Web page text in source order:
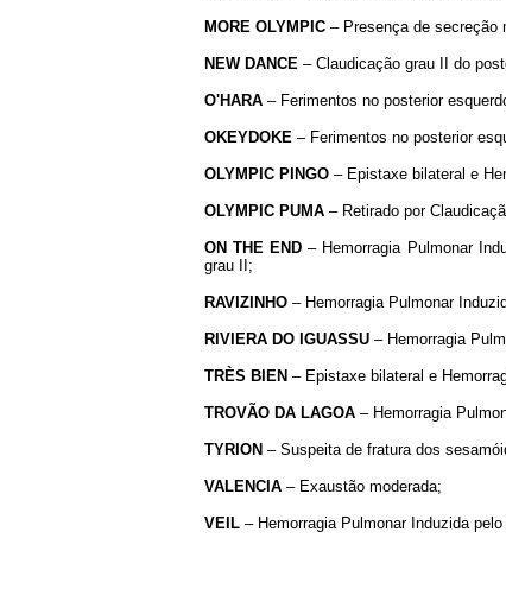
MORE OLYMPIC – Presença de secreção
NEW DANCE – Claudicação grau II do
O'HARA – Ferimentos no posterior
OKEYDOKE – Ferimentos no posterior
OLYMPIC PINGO – Epistaxe bilateral e
OLYMPIC PUMA – Retirado por
ON THE END – Hemorragia Pulmonar
grau II;
RAVIZINHO – Hemorragia Pulmonar
RIVIERA DO IGUASSU – Hemorragia
TRÈS BIEN – Epistaxe bilateral e
TROVÃO DA LAGOA – Hemorragia
TYRION – Suspeita de fratura dos
VALENCIA – Exaustão moderada;
VEIL – Hemorragia Pulmonar Induzida